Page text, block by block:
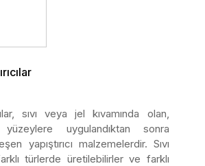
sıvı veya jel kıvamında olan,
yüzeylere uygulandıktan sonra
yapıştırıcı malzemelerdir. Sıvı
farklı türlerde üretilebilirler ve farklı